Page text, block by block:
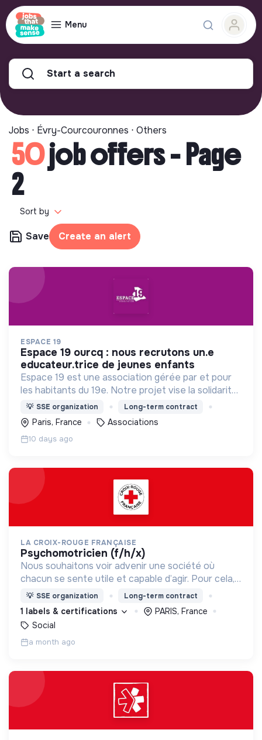
Menu
Start a search
Jobs ⋅ Évry-Courcouronnes ⋅ Others
50job offers - Page
2
Sort by
Save Create an alert
ESPACE 19
espace 19 ourcq : nous recrutons un.e
educateur.trice de jeunes enfants
Espace 19 est une association gérée par et pour
les habitants du 19e. Notre projet vise la solidarité
de proximité, les relations interculturelles, l’accès à
l’autonomie et à la citoyenneté.
💡 SSE organization Long-term contract
Paris, France Associations
10 days ago
LA CROIX-ROUGE FRANÇAISE
psychomotricien (f/h/x)
Nous souhaitons voir advenir une société où
chacun se sente utile et capable d’agir. Pour cela,
nous proposons des moyens et des lieux
d’engagement innovants et adaptés à tous.
💡 SSE organization Long-term contract
1 labels & certifications
PARIS, France
Social
a month ago